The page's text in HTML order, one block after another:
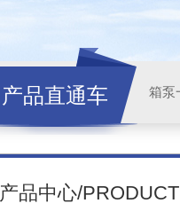
产品直通车
产品中心/PRODUCT